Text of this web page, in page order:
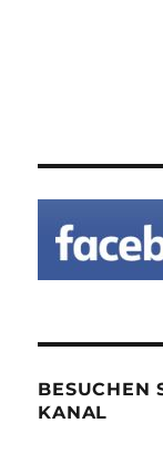
BESUCHEN
KANAL